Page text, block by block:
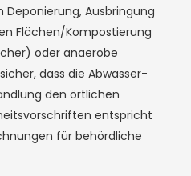
Ausbringung
Flächen/Kompostierung
oder anaerobe
dass die Abwasser-
den örtlichen
entspricht
für behördliche